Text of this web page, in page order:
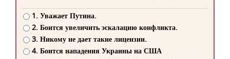
1. Уважает Путина.
2. Боится увеличить эскалацию конфликта.
3. Никому не дает такие лицензии.
4. Боится нападения Украины на США